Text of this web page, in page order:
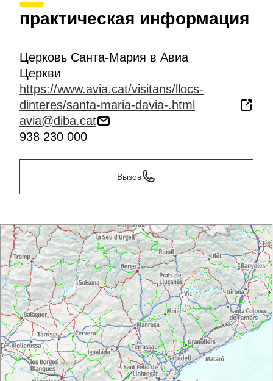
практическая информация
Церковь Санта-Мария в Авиа
Церкви
https://www.avia.cat/visitans/llocs-
dinteres/santa-maria-davia-.html
avia@diba.cat
938 230 000
Вызов